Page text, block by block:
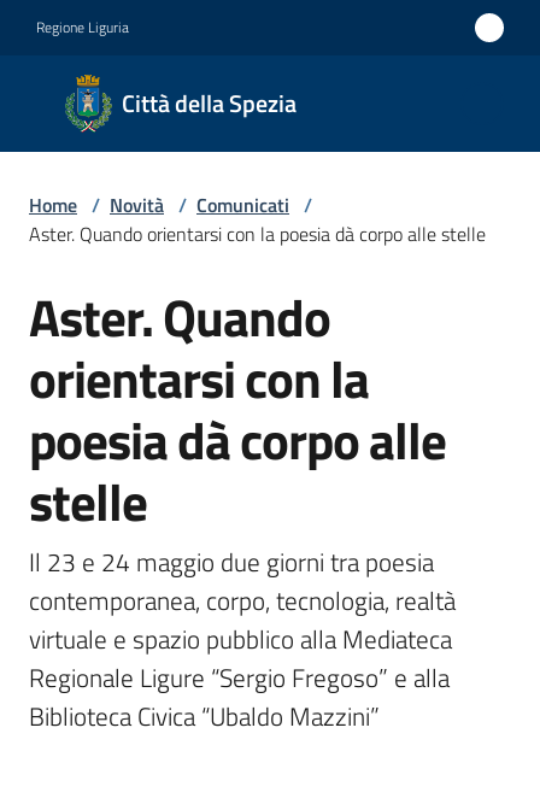
Regione Liguria
Città della Spezia
Città
della
Medaglia
Merito
Civile
Medaglia
d'argento
al Valor
Militare
Amministrazione
Novità
Menu selezionato
Home / Novità / Comunicati /
Aster. Quando orientarsi con la poesia dà corpo alle stelle
Salta al contenuto
Aster. Quando
orientarsi con la
poesia dà corpo alle
stelle
Il 23 e 24 maggio due giorni tra poesia
contemporanea, corpo, tecnologia, realtà
virtuale e spazio pubblico alla Mediateca
Regionale Ligure “Sergio Fregoso” e alla
Biblioteca Civica “Ubaldo Mazzini”